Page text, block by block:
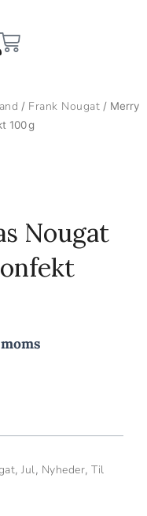
/ Frank Nougat / Merry
100 g
Nougat
kr..
Jul Nyheder Til